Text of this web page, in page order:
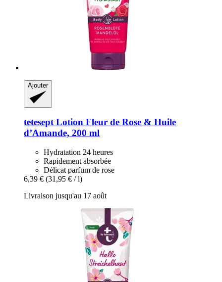
Ajouter
teteseptLotion Fleur de Rose & Huile
d’Amande, 200 ml
Hydratation 24 heures
Rapidement absorbée
Délicat parfum de rose
6,39 € (31,95 € / l)
Livraison jusqu'au 17 août